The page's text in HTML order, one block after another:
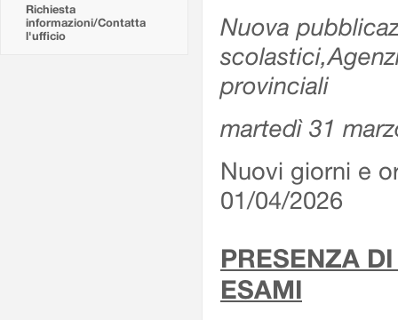
Richiesta
informazioni/Contatta
l'ufficio
Nuova
provinciali
martedì 31
Nuovi giorni e
01/04/2026
PRESENZA
ESAMI